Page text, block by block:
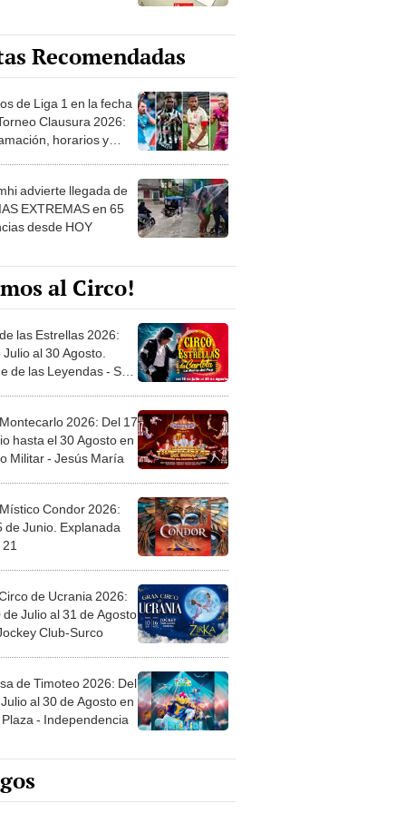
Recomendadas
de Liga 1 en la fecha
Clausura 2026:
horarios y
advierte llegada de
EXTREMAS en 65
desde HOY
al Circo!
las Estrellas 2026:
Julio al 30 Agosto.
de las Leyendas - San
2026: Del 17
hasta el 30 Agosto en
Militar - Jesús María
Condor 2026:
de Junio. Explanada
de Ucrania 2026:
de Julio al 31 de Agosto
Club-Surco
de Timoteo 2026: Del
al 30 de Agosto en
- Independencia